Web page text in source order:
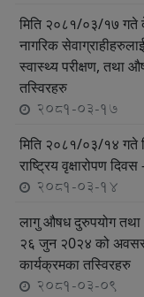
मिति २०८१/०३/१७ गते
नागरिक
स्वास्थ्य परीक्षण, तथा
तस्विरहरु
2081-03-17
मिति २०८१/०३/१४ गते
राष्ट्रिय वृक्षारोपण
2081-03-14
लागु औषध दुरुपयोग तथा
२६ जुन २0२४ को
कार्यक्रमका तस्विरहरु
2081-03-09